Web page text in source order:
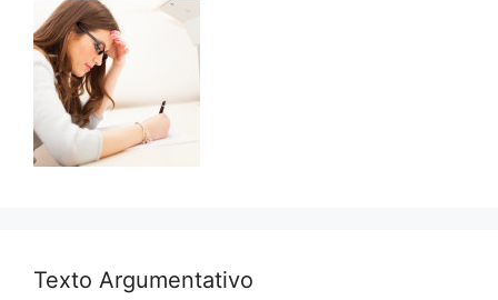
Texto Argumentativo